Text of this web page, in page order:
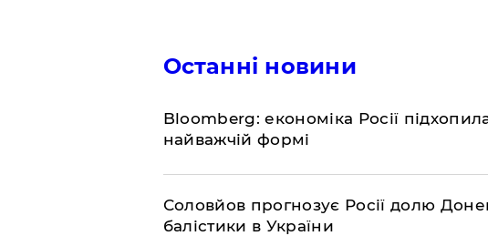
Останні новини
Bloomberg: економіка Росії
найважчій формі
Соловйов прогнозує Росії долю
балістики в України